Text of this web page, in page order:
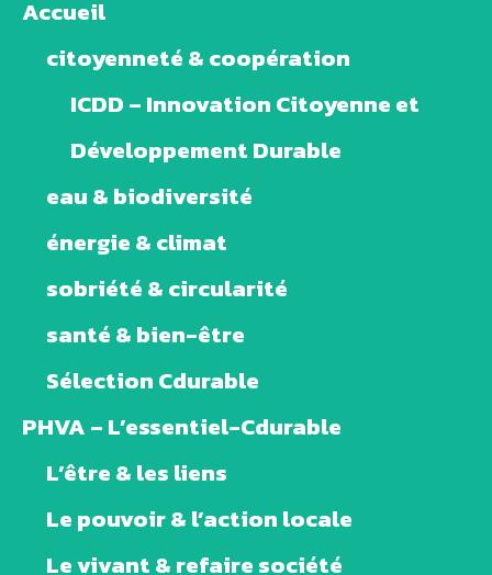
Accueil
citoyenneté & coopération
ICDD – Innovation Citoyenne et
Développement Durable
eau & biodiversité
énergie & climat
sobriété & circularité
santé & bien-être
Sélection Cdurable
PHVA – L’essentiel-Cdurable
L’être & les liens
Le pouvoir & l’action locale
Le vivant & refaire société